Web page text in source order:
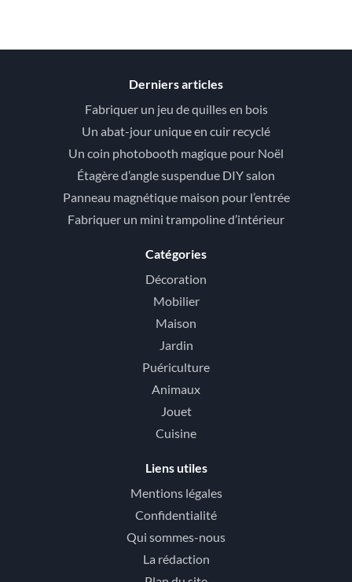
Derniers articles
Fabriquer un jeu de quilles en bois
Un abat-jour unique en cuir recyclé
Un coin photobooth magique pour Noël
Étagère d’angle suspendue DIY salon
Panneau magnétique maison pour l’entrée
Fabriquer un mini trampoline d’intérieur
Catégories
Décoration
Mobilier
Maison
Jardin
Puériculture
Animaux
Jouet
Cuisine
Liens utiles
Mentions légales
Confidentialité
Qui sommes-nous
La rédaction